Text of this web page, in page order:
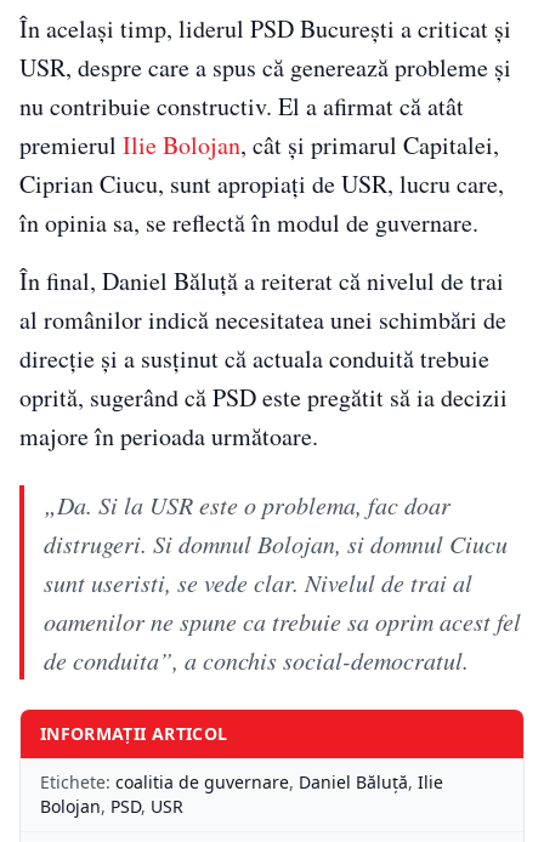
În același timp, liderul PSD București a criticat și
USR, despre care a spus că generează probleme și
nu contribuie constructiv. El a afirmat că atât
premierul Ilie Bolojan, cât și primarul Capitalei,
Ciprian Ciucu, sunt apropiați de USR, lucru care,
în opinia sa, se reflectă în modul de guvernare.
În final, Daniel Băluță a reiterat că nivelul de trai
al românilor indică necesitatea unei schimbări de
direcție și a susținut că actuala conduită trebuie
oprită, sugerând că PSD este pregătit să ia decizii
majore în perioada următoare.
„Da. Si la USR este o problema, fac doar
distrugeri. Si domnul Bolojan, si domnul Ciucu
sunt useristi, se vede clar. Nivelul de trai al
oamenilor ne spune ca trebuie sa oprim acest fel
de conduita”, a conchis social-democratul.
INFORMAȚII ARTICOL
Etichete: coalitia de guvernare, Daniel Băluță, Ilie
Bolojan, PSD, USR